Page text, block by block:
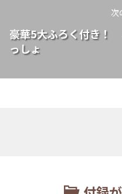
次
豪華5大ふろく付き！
っしょ